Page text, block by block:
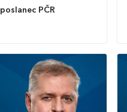
poslanec PČR